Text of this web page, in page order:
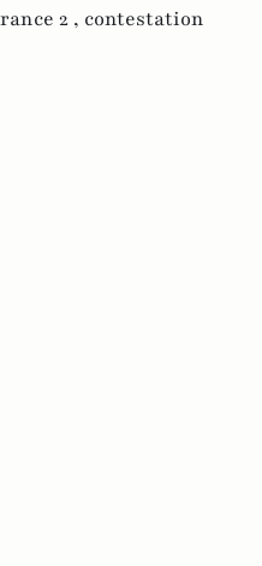
2 , contestation